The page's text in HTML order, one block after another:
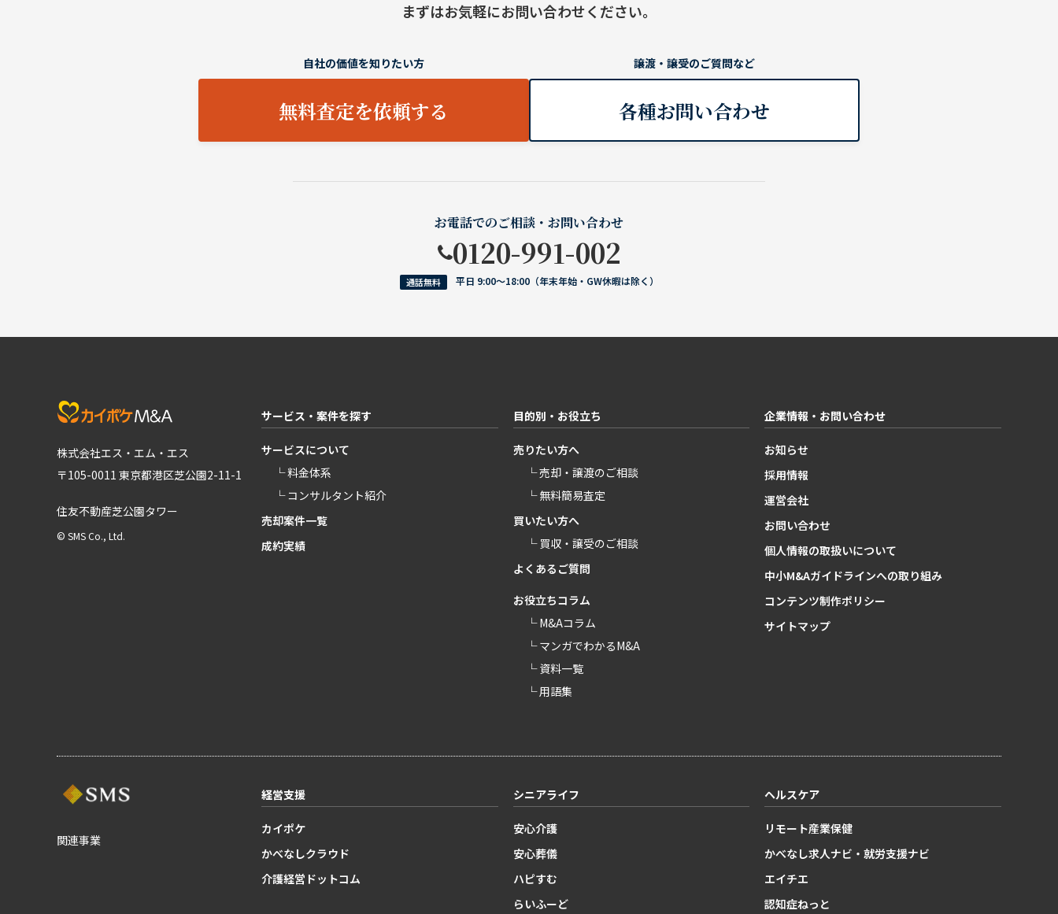
まずはお気軽にお問い合わせください。
自社の価値を知りたい方
無料査定を依頼する
譲渡・譲受のご質問など
各種お問い合わせ
お電話でのご相談・お問い合わせ
0120-991-002
通話無料 平日 9:00〜18:00（年末年始・GW休暇は除く）
株式会社エス・エム・エス
〒105-0011 東京都港区芝公園2-11-1
住友不動産芝公園タワー
© SMS Co., Ltd.
サービス・案件を探す
サービスについて
└ 料金体系
└ コンサルタント紹介
売却案件一覧
成約実績
目的別・お役立ち
売りたい方へ
└ 売却・譲渡のご相談
└ 無料簡易査定
買いたい方へ
└ 買収・譲受のご相談
よくあるご質問
お役立ちコラム
└ M&Aコラム
└ マンガでわかるM&A
└ 資料一覧
└ 用語集
企業情報・お問い合わせ
お知らせ
採用情報
運営会社
お問い合わせ
個人情報の取扱いについて
中小M&Aガイドラインへの取り組み
コンテンツ制作ポリシー
サイトマップ
関連事業
経営支援
カイポケ
かべなしクラウド
介護経営ドットコム
シニアライフ
安心介護
安心葬儀
ハピすむ
らいふーど
ヘルスケア
リモート産業保健
かべなし求人ナビ・就労支援ナビ
エイチエ
認知症ねっと